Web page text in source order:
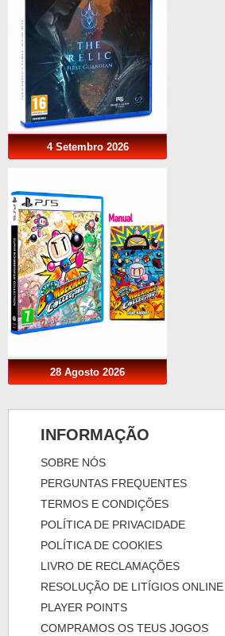
4 Setembro 2026
28 Agosto 2026
INFORMAÇÃO
SOBRE NÓS
PERGUNTAS FREQUENTES
TERMOS E CONDIÇÕES
POLÍTICA DE PRIVACIDADE
POLÍTICA DE COOKIES
LIVRO DE RECLAMAÇÕES
RESOLUÇÃO DE LITÍGIOS ONLINE
PLAYER POINTS
COMPRAMOS OS TEUS JOGOS